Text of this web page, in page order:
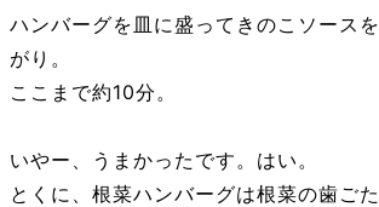
ハンバーグを皿に盛ってきのこソース
がり。
ここまで約10分。
いやー、うまかったです。はい。
とくに、根菜ハンバーグは根菜の歯ご